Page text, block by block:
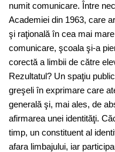
numit comunicare. Între
Academiei din 1963, care
şi raţională în cea mai
comunicare, şcoala şi-a
corectă a limbii de către
Rezultatul? Un spaţiu
greşeli în exprimare care
generală şi, mai ales, de
afirmarea unei identităţi.
timp, un constituent al
afara limbajului, iar